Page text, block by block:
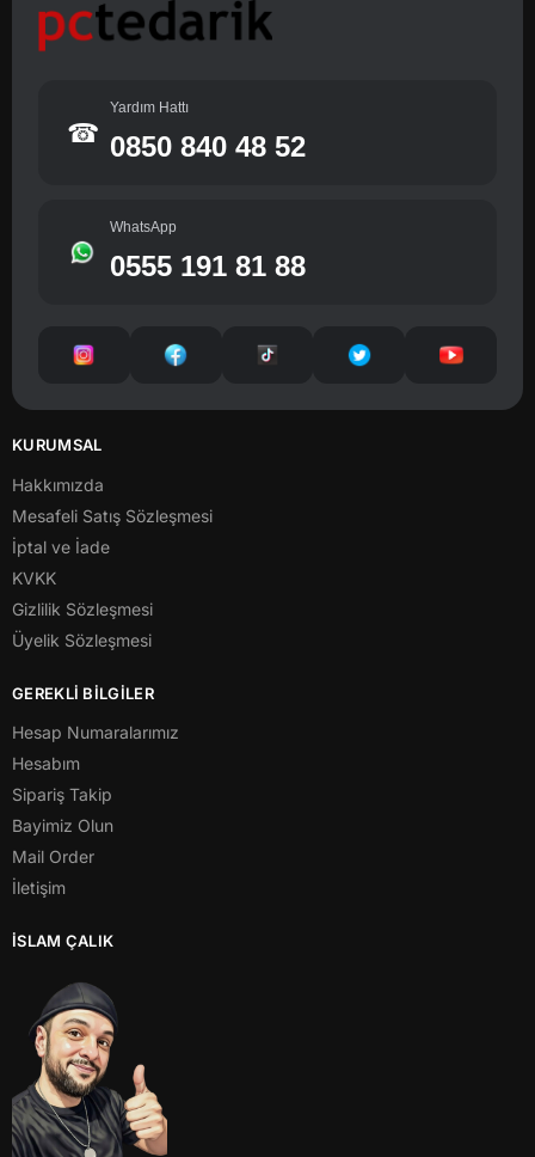
☎
Yardım Hattı
0850 840 48 52
WhatsApp
0555 191 81 88
KURUMSAL
Hakkımızda
Mesafeli Satış Sözleşmesi
İptal ve İade
KVKK
Gizlilik Sözleşmesi
Üyelik Sözleşmesi
GEREKLİ BİLGİLER
Hesap Numaralarımız
Hesabım
Sipariş Takip
Bayimiz Olun
Mail Order
İletişim
İSLAM ÇALIK